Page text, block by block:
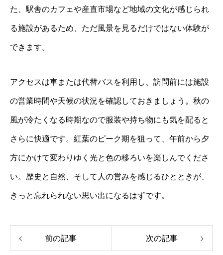
た、駅舎のカフェや産直市場など地域の文化が感じられ
る施設があるため、ただ風景を見るだけではない体験が
できます。
アクセスは車または代替バスを利用し、訪問前には施設
の営業時間や天候の状況を確認しておきましょう。秋の
風が冷たくなる時期なので服装や持ち物にも気を配ると
さらに快適です。紅葉のピーク期を狙って、午前から夕
方にかけて変わりゆく光と色の移ろいを楽しんでくださ
い。歴史と自然、そして人の営みを感じるひとときが、
きっと忘れられない思い出になるはずです。
前の記事 次の記事